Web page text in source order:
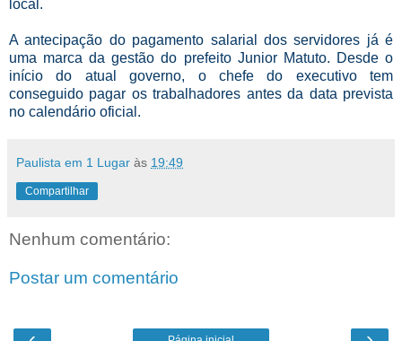
local.
A antecipação do pagamento salarial dos servidores já é
uma marca da gestão do prefeito Junior Matuto. Desde o
início do atual governo, o chefe do executivo tem
conseguido pagar os trabalhadores antes da data prevista
no calendário oficial.
Paulista em 1 Lugar às 19:49
Compartilhar
Nenhum comentário:
Postar um comentário